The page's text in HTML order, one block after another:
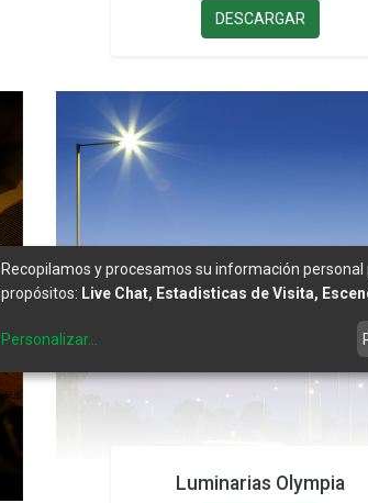
DESCARGAR
Luminarias Olympia
Recopilamos y procesamos su información personal
propósitos: Live Chat, Estadisticas de Visita,
Personalizar...